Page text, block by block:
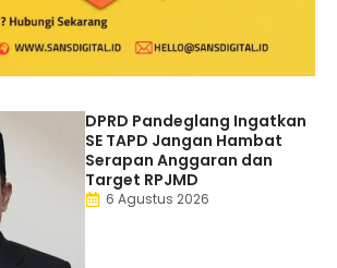
DPRD Pandeglang Ingatkan
SE TAPD Jangan Hambat
Serapan Anggaran dan
Target RPJMD
6 Agustus 2026